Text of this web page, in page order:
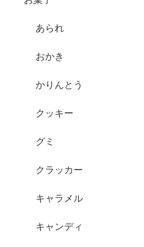
あられ
おかき
かりんとう
クッキー
グミ
クラッカー
キャラメル
キャンディ